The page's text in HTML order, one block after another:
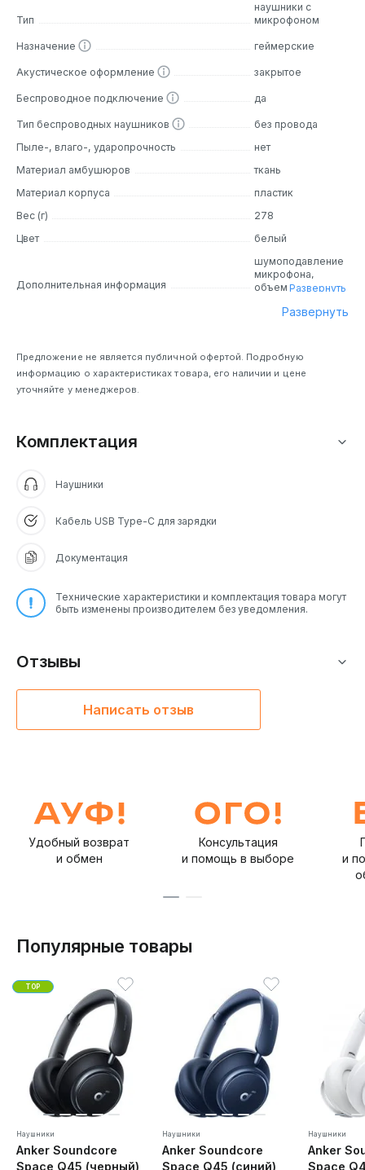
Тип
наушники с
микрофоном
Назначение геймерские
Акустическое оформление закрытое
Беспроводное подключение да
Тип беспроводных наушников
без провода
Пыле-, влаго-, ударопрочность
нет
Материал амбушюров
ткань
Материал корпуса
пластик
Вес (г)
278
Цвет
белый
Дополнительная информация
шумоподавление
микрофона,
объемный звук -
Развернуть
Развернуть
Предложение не является публичной офертой. Подробную
информацию о характеристиках товара, его наличии и цене
уточняйте у менеджеров.
Комплектация
Наушники
Кабель USB Type-C для зарядки
Документация
Технические характеристики и комплектация товара могут
быть изменены производителем без уведомления.
Отзывы
Написать отзыв
Удобный возврат
и обмен
Консультация
и помощь в выборе
и
Популярные товары
TOP
Наушники
Anker Soundcore
Space Q45 (черный)
Наушники
Anker Soundcore
Space Q45 (синий)
Наушники
Anker
Space